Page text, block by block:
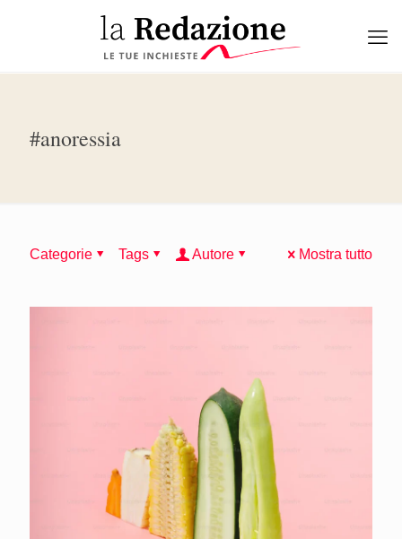
#anoressia
Categorie Tags Autore Mostra tutto